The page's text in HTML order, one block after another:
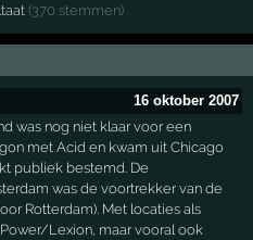
(370 stemmen)
16 oktober 2007
was nog niet klaar voor een
met Acid en kwam uit Chicago
publiek bestemd. De
was de voortrekker van de
Rotterdam). Met locaties als
Power/Lexion, maar vooral ook